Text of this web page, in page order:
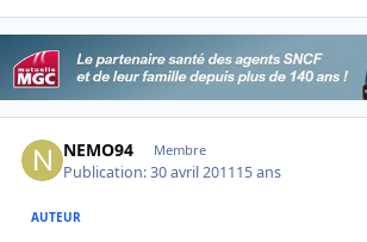
NEMO94 Membre
Publication:30 avril 201115 ans
AUTEUR